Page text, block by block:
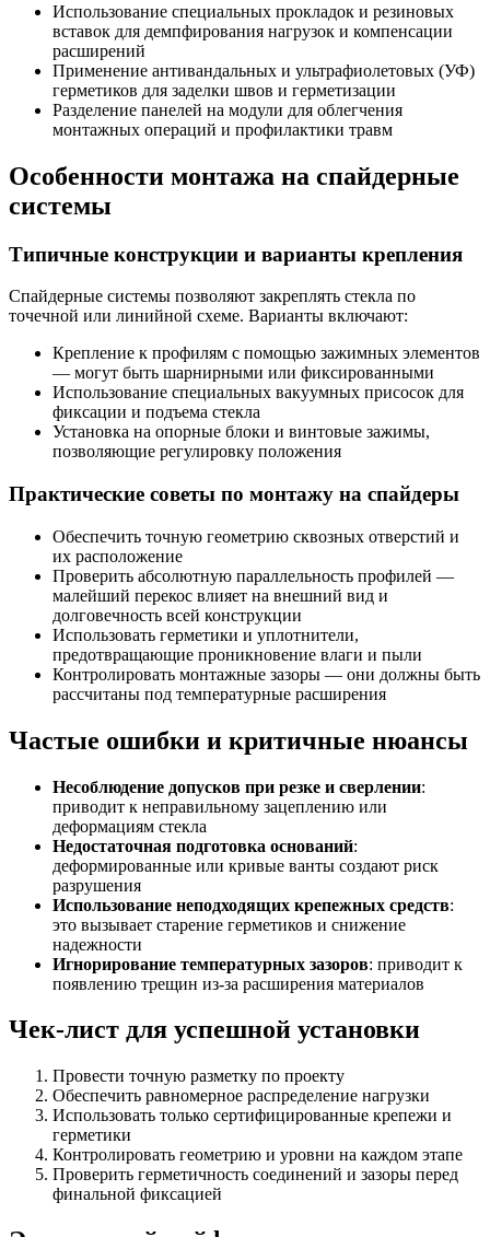
Использование специальных прокладок и резиновых
вставок для демпфирования нагрузок и компенсации
расширений
Применение антивандальных и ультрафиолетовых (УФ)
герметиков для заделки швов и герметизации
Разделение панелей на модули для облегчения
монтажных операций и профилактики травм
Особенности монтажа на спайдерные
системы
Типичные конструкции и варианты крепления
Спайдерные системы позволяют закреплять стекла по
точечной или линийной схеме. Варианты включают:
Крепление к профилям с помощью зажимных элементов
— могут быть шарнирными или фиксированными
Использование специальных вакуумных присосок для
фиксации и подъема стекла
Установка на опорные блоки и винтовые зажимы,
позволяющие регулировку положения
Практические советы по монтажу на спайдеры
Обеспечить точную геометрию сквозных отверстий и
их расположение
Проверить абсолютную параллельность профилей —
малейший перекос влияет на внешний вид и
долговечность всей конструкции
Использовать герметики и уплотнители,
предотвращающие проникновение влаги и пыли
Контролировать монтажные зазоры — они должны быть
рассчитаны под температурные расширения
Частые ошибки и критичные нюансы
Несоблюдение допусков при резке и сверлении:
приводит к неправильному зацеплению или
деформациям стекла
Недостаточная подготовка оснований:
деформированные или кривые ванты создают риск
разрушения
Использование неподходящих крепежных средств:
это вызывает старение герметиков и снижение
надежности
Игнорирование температурных зазоров: приводит к
появлению трещин из-за расширения материалов
Чек-лист для успешной установки
Провести точную разметку по проекту
Обеспечить равномерное распределение нагрузки
Использовать только сертифицированные крепежи и
герметики
Контролировать геометрию и уровни на каждом этапе
Проверить герметичность соединений и зазоры перед
финальной фиксацией